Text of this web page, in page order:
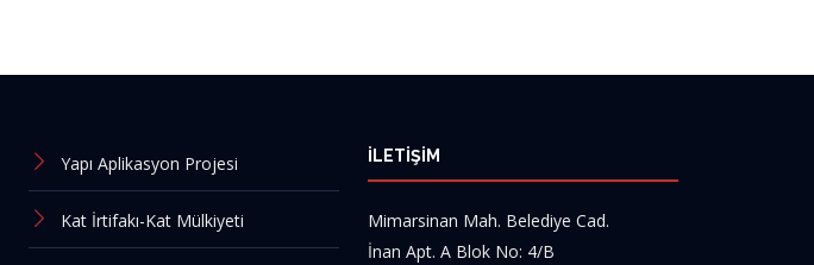
Yapı Aplikasyon Projesi
Kat İrtifakı-Kat Mülkiyeti
İLETİŞİM
Mimarsinan Mah. Belediye Cad.
İnan Apt. A Blok No: 4/B